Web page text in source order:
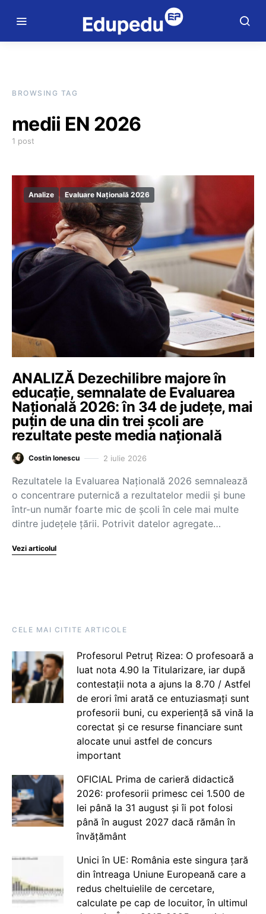
BROWSING TAG
medii EN 2026
1 post
Analize Evaluare Națională 2026
ANALIZĂ Dezechilibre majore în
educație, semnalate de Evaluarea
Națională 2026: în 34 de județe, mai
puțin de una din trei școli are
rezultate peste media națională
Costin Ionescu 2 iulie 2026
Rezultatele la Evaluarea Națională 2026 semnalează
o concentrare puternică a rezultatelor medii și bune
într-un număr foarte mic de școli în cele mai multe
dintre județele țării. Potrivit datelor agregate…
Vezi articolul
CELE MAI CITITE ARTICOLE
Profesorul Petruț Rizea: O profesoară a
luat nota 4.90 la Titularizare, iar după
contestații nota a ajuns la 8.70 / Astfel
de erori îmi arată ce entuziasmați sunt
profesorii buni, cu experiență să vină la
corectat și ce resurse financiare sunt
alocate unui astfel de concurs
important
OFICIAL Prima de carieră didactică
2026: profesorii primesc cei 1.500 de
lei până la 31 august și îi pot folosi
până în august 2027 dacă rămân în
învățământ
Unici în UE: România este singura țară
din întreaga Uniune Europeană care a
redus cheltuielile de cercetare,
calculate pe cap de locuitor, în ultimul